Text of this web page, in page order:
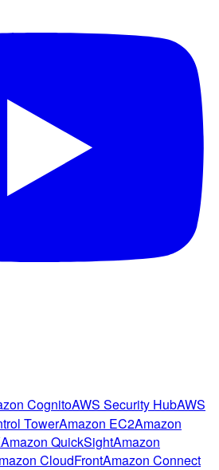
CognitoAWS Security HubAWS
TowerAmazon EC2Amazon
Amazon QuickSightAmazon
CloudFrontAmazon Connect